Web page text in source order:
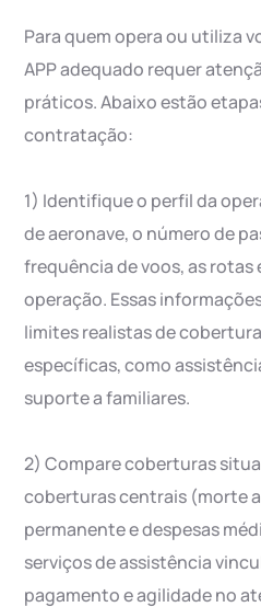
Para quem opera ou utiliza
APP adequado requer
práticos. Abaixo estão
contratação:
1) Identifique o perfil da
de aeronave, o número de
frequência de voos, as rotas
operação. Essas
limites realistas de
específicas, como
suporte a familiares.
2) Compare coberturas
coberturas centrais (morte
permanente e despesas
serviços de assistência
pagamento e agilidade no